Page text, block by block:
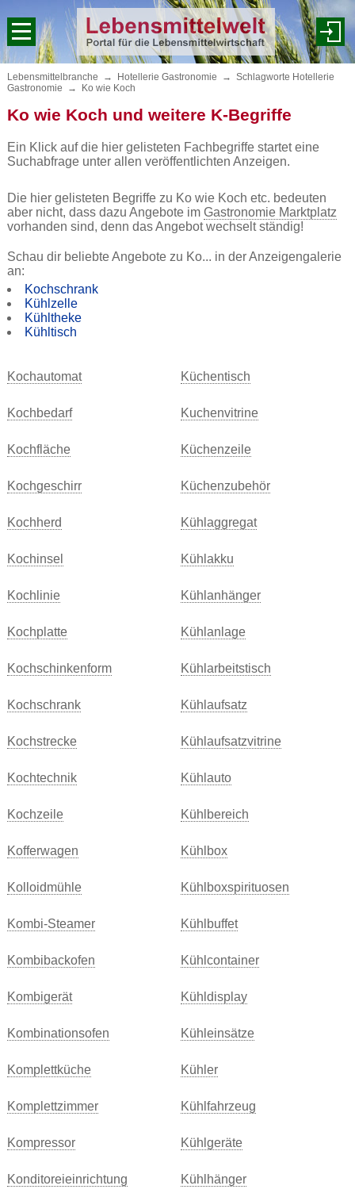
Lebensmittelbranche → Hotellerie Gastronomie → Schlagworte Hotellerie
Gastronomie
→ Ko wie Koch
Ko wie Koch und weitere K-Begriffe
Ein Klick auf die hier gelisteten Fachbegriffe startet eine
Suchabfrage unter allen veröffentlichten Anzeigen.
Die hier gelisteten Begriffe zu Ko wie Koch etc. bedeuten
aber nicht, dass dazu Angebote im Gastronomie Marktplatz
vorhanden sind, denn das Angebot wechselt ständig!
Schau dir beliebte Angebote zu Ko... in der Anzeigengalerie
an:
Kochschrank
Kühlzelle
Kühltheke
Kühltisch
Kochautomat
Kochbedarf
Kochfläche
Kochgeschirr
Kochherd
Kochinsel
Kochlinie
Kochplatte
Kochschinkenform
Kochschrank
Kochstrecke
Kochtechnik
Kochzeile
Kofferwagen
Kolloidmühle
Kombi-Steamer
Kombibackofen
Kombigerät
Kombinationsofen
Komplettküche
Komplettzimmer
Kompressor
Konditoreieinrichtung
Küchentisch
Kuchenvitrine
Küchenzeile
Küchenzubehör
Kühlaggregat
Kühlakku
Kühlanhänger
Kühlanlage
Kühlarbeitstisch
Kühlaufsatz
Kühlaufsatzvitrine
Kühlauto
Kühlbereich
Kühlbox
Kühlboxspirituosen
Kühlbuffet
Kühlcontainer
Kühldisplay
Kühleinsätze
Kühler
Kühlfahrzeug
Kühlgeräte
Kühlhänger